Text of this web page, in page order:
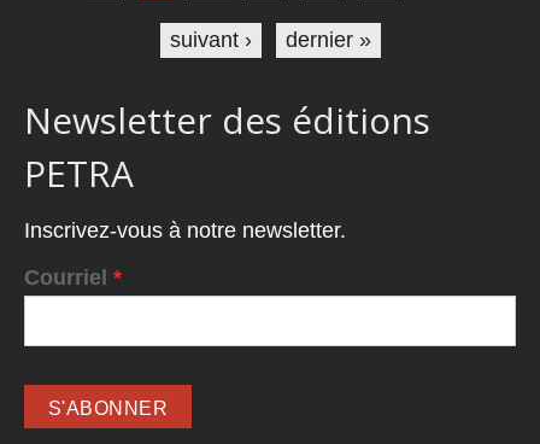
suivant › dernier »
Newsletter des éditions
PETRA
Inscrivez-vous à notre newsletter.
Courriel *